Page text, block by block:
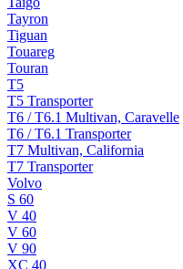
Tayron
Tiguan
Touareg
Touran
T5
T5 Transporter
T6 / T6.1 Multivan, Caravelle
T6 / T6.1 Transporter
T7 Multivan, California
T7 Transporter
Volvo
S 60
V 40
V 60
V 90
XC 40